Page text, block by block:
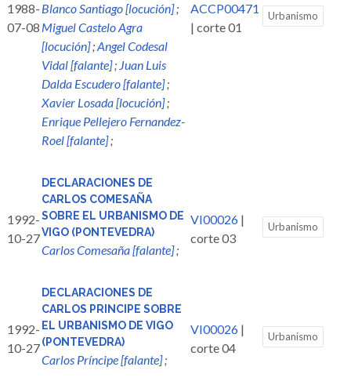
1988-
07-08
Blanco Santiago [locución];
Miguel Castelo Agra
[locución];Angel Codesal
Vidal [falante]; Juan Luis
Dalda Escudero [falante];
Xavier Losada [locución];
Enrique Pellejero Fernandez-
Roel [falante];
ACCP00471
| corte 01
Urbanismo
1992-
10-27
DECLARACIONES DE
CARLOS COMESAÑA
SOBRE EL URBANISMO DE
VIGO (PONTEVEDRA)
Carlos Comesaña [falante];
VI00026 |
corte 03
Urbanismo
1992-
10-27
DECLARACIONES DE
CARLOS PRINCIPE SOBRE
EL URBANISMO DE VIGO
(PONTEVEDRA)
Carlos Príncipe [falante];
VI00026 |
corte 04
Urbanismo